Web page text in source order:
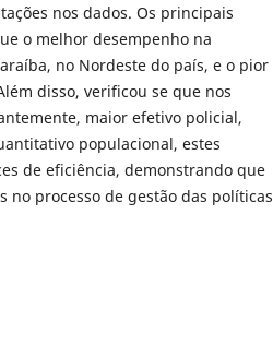
nos dados. Os principais
o melhor desempenho na
no Nordeste do país, e o pior
disso, verificou se que nos
maior efetivo policial,
populacional, estes
de eficiência, demonstrando que
no processo de gestão das políticas